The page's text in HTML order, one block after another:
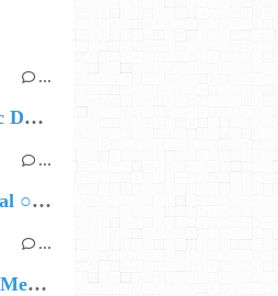
…
Célébrez "Les Olympiques" avec DVTR !
…
Airelle Besson ○ Sebastian Sternal ○ Jonas Burgwinkel
…
Ted Z and The Wranglers ○ Let Me Be Your Sin